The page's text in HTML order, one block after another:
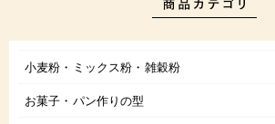
小麦粉・ミックス粉・雑穀粉
お菓子・パン作りの型